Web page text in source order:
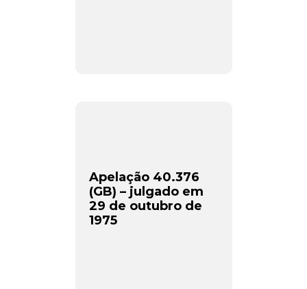
Apelação 40.376
(GB) – julgado em
29 de outubro de
1975